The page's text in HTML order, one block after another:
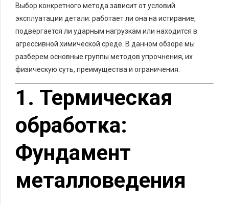
Выбор конкретного метода зависит от условий
эксплуатации детали: работает ли она на истирание,
подвергается ли ударным нагрузкам или находится в
агрессивной химической среде. В данном обзоре мы
разберем основные группы методов упрочнения, их
физическую суть, преимущества и ограничения.
1. Термическая
обработка:
Фундамент
металловедения